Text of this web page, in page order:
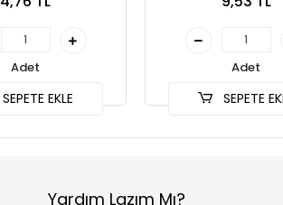
Adet
SEPETE EKLE
Adet
SEPETE
Yardım Lazım Mı?